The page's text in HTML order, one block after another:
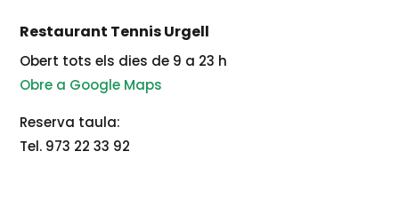
Restaurant Tennis Urgell
Obert tots els dies de 9 a 23 h
Obre a Google Maps
Reserva taula:
Tel. 973 22 33 92